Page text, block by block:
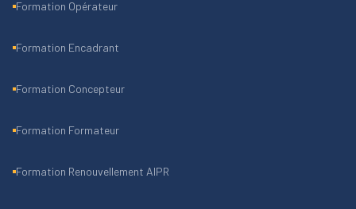
Formation Opérateur
Formation Encadrant
Formation Concepteur
Formation Formateur
Formation Renouvellement AIPR